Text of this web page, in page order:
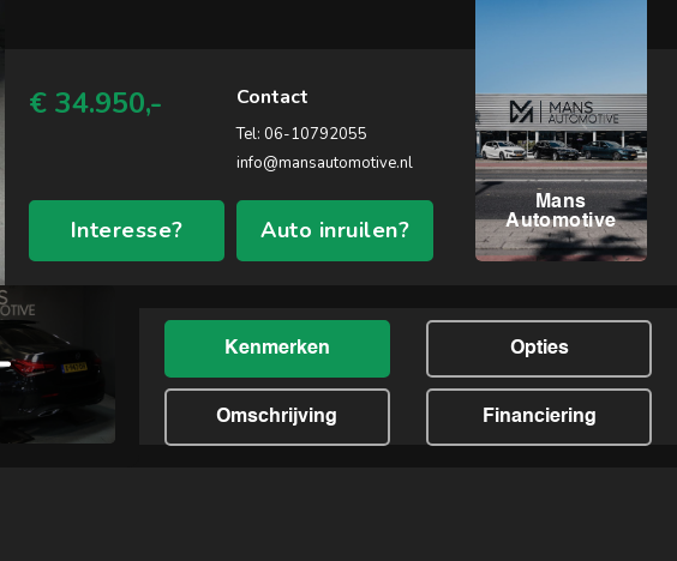
Mans
Automotive
€ 34.950,- Contact
Tel: 06-10792055
info@mansautomotive.nl
Interesse? Auto inruilen?
Kenmerken Opties
Omschrijving Financiering